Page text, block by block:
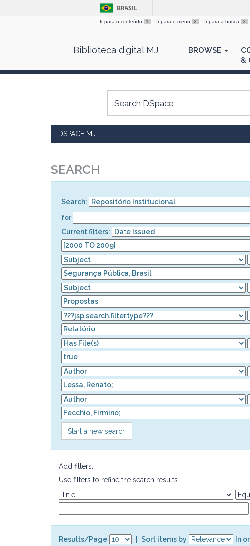
BRASIL
Ir para o conteúdo 1 Ir para o menu 2 Ir para a busca 3
Biblioteca digital MJ BROWSE
&
DSPACE MJ
SEARCH
Search:
for
Current filters:
Start a new search
Add filters:
Use filters to refine the search results.
Results/Page Sort items by In